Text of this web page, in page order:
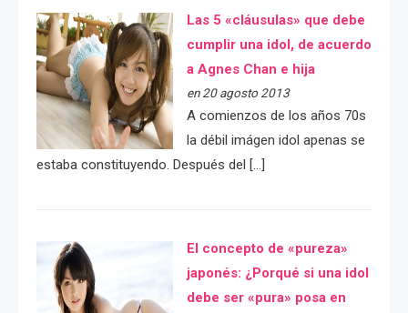
Las 5 «cláusulas» que debe
cumplir una idol, de acuerdo
a Agnes Chan e hija
en 20 agosto 2013
A comienzos de los años 70s
la débil imágen idol apenas se
estaba constituyendo. Después del […]
El concepto de «pureza»
japonés: ¿Porqué si una idol
debe ser «pura» posa en